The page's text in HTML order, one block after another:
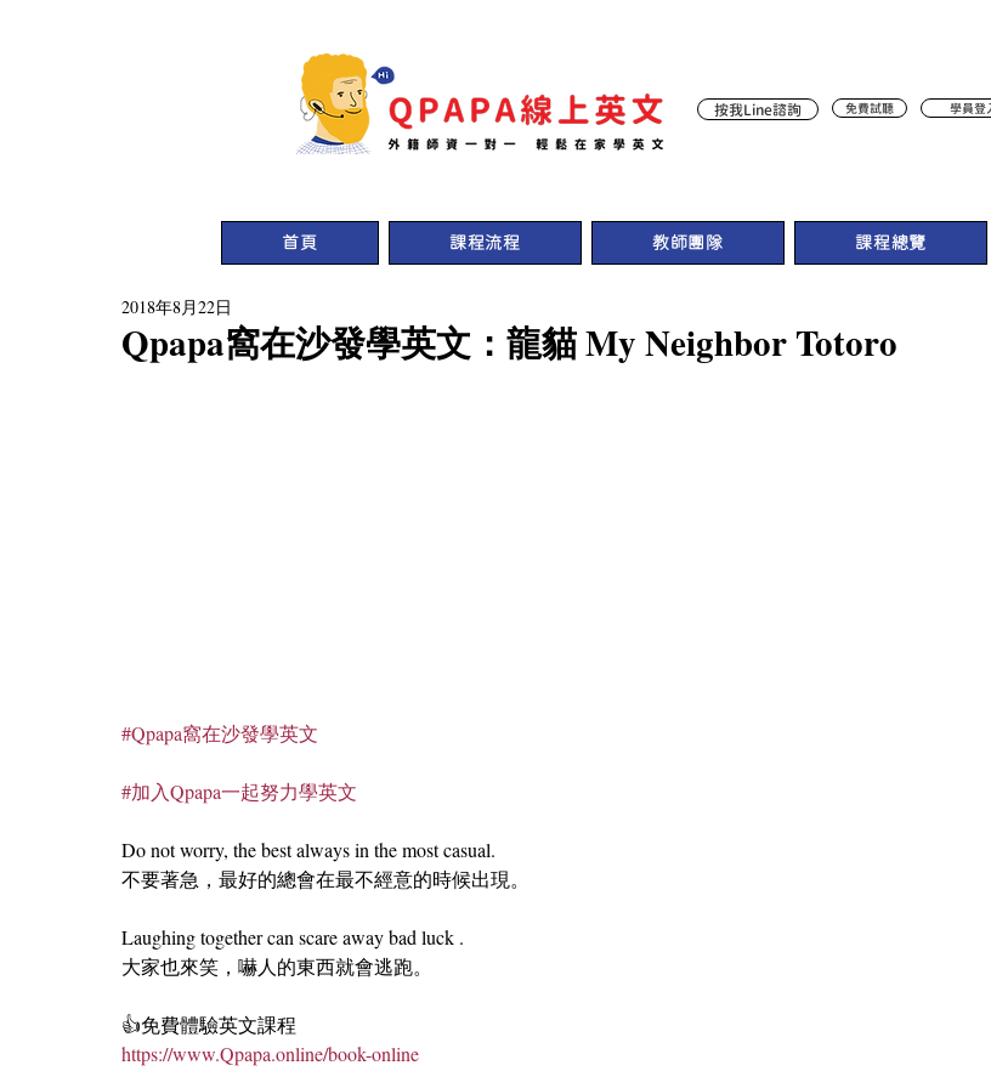
按我Line諮詢 免費試聽 學員登
首頁 課程流程 教師團隊 課程總覽
Qpapa窩在沙發學英文：龍貓 My Neighbor Totoro
2018年8月22日
#Qpapa窩在沙發學英文
#加入Qpapa一起努力學英文
Do not worry, the best always in the most casual.
不要著急，最好的總會在最不經意的時候出現。
Laughing together can scare away bad luck .
大家也來笑，嚇人的東西就會逃跑。
👍免費體驗英文課程
https://www.Qpapa.online/book-online